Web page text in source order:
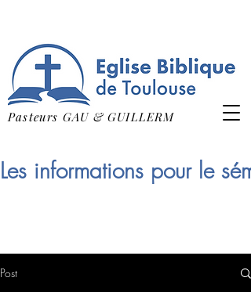
Pasteurs GAU & GUILLERM
Les informations pour le
Post